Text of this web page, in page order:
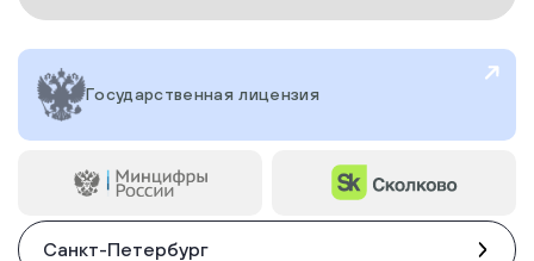
Государственная лицензия
Санкт-Петербург